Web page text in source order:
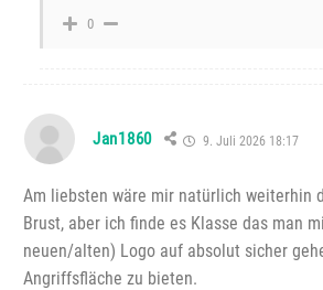
0
Jan1860 9. Juli 2026 18:17
Am liebsten wäre mir natürlich weiterhin
Brust, aber ich finde es Klasse das man
neuen/alten) Logo auf absolut sicher
Angriffsfläche zu bieten.